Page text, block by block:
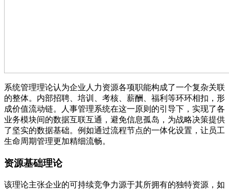
系统管理理论认为企业人力资源各项职能构成了一个复杂关联
的整体。内部招聘、培训、考核、薪酬、福利等环环相扣，形
成价值流动链。人事管理系统在这一原则的引导下，实现了各
业务模块间的数据互联互通，避免信息孤岛，为战略决策提供
了坚实的数据基础。例如通过流程节点的一体化设置，让员工
生命周期管理更加精细流畅。
资源基础理论
该理论主张企业的可持续竞争力源于其所拥有的独特资源，如